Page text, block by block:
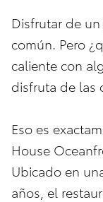
Disfrutar de
común. Pero
caliente con
disfruta de las
Eso es
House
Ubicado en
años, el